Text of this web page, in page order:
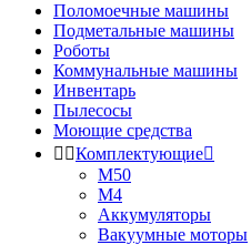
Поломоечные машины
Подметальные машины
Роботы
Коммунальные машины
Инвентарь
Пылесосы
Моющие средства
 Комплектующие
М50
М4
Аккумуляторы
Вакуумные моторы